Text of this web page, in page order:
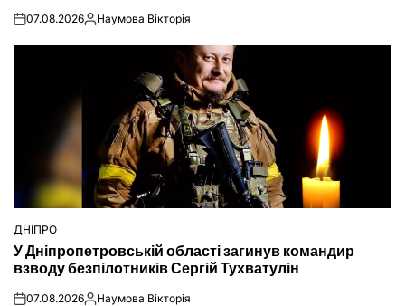
on07.08.2026Опубліковано
Наумова Вікторія
ОПУБЛІКУВАТИ
У
ДНІПРО
У Дніпропетровській області загинув командир
взводу безпілотників Сергій Тухватулін
07.08.2026 Наумова Вікторія